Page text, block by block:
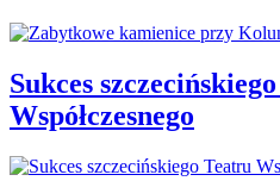
Sukces
Współczesnego